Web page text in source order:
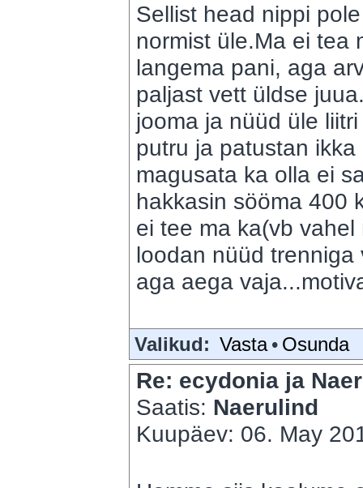
Sellist head nippi
normist üle.Ma ei tea
langema pani, aga
paljast vett üldse
jooma ja nüüd üle
putru ja patustan
magusata ka olla ei
hakkasin sööma 400
ei tee ma ka(vb
loodan nüüd
aga aega
Valikud: Vasta • Osunda
Re: ecydonia ja
Saatis: Naerulind
Kuupäev: 06. May